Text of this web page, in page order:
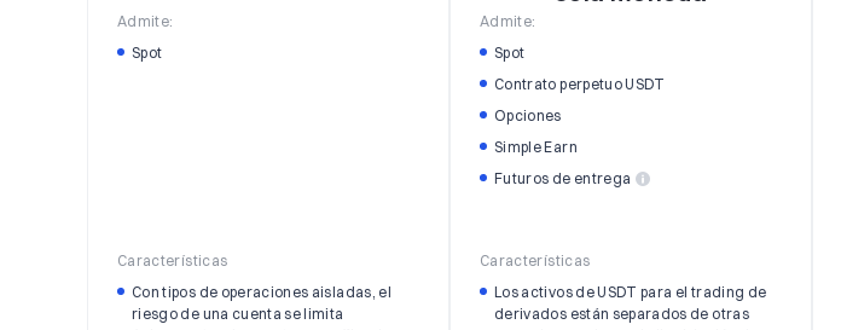
Admite:
Spot
Características
Con tipos de operaciones aisladas, el
riesgo de una cuenta se limita
Admite:
Spot
Contrato perpetuo USDT
Opciones
Simple Earn
Futuros de entrega
Características
Los activos de USDT para el trading de
derivados están separados de otras